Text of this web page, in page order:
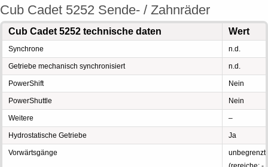
Cub Cadet 5252 Sende- / Zahnräder
Cub Cadet 5252 technische daten Wert
Synchrone n.d.
Getriebe mechanisch synchronisiert n.d.
PowerShift Nein
PowerShuttle Nein
Weitere –
Hydrostatische Getriebe Ja
Vorwärtsgänge
unbegrenzt